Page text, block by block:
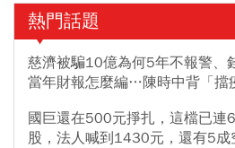
熱門話題
慈濟被騙10億為何5年不報警、
當年財報怎麼編…陳時中背「擋
國巨還在500元掙扎，這檔已連
股，法人喊到1430元，還有5成